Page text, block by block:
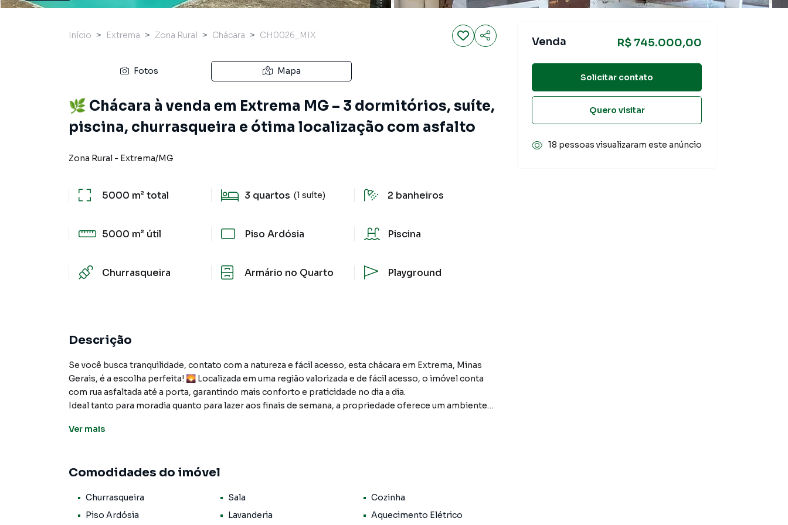
Início Extrema Zona Rural Chácara CH0026_MIX
Fotos Mapa
🌿 Chácara à venda em Extrema MG – 3 dormitórios, suíte,
piscina, churrasqueira e ótima localização com asfalto
Zona Rural - Extrema/MG
5000 m²total 3 quartos (1 suíte) 2 banheiros
5000 m² útil Piso Ardósia Piscina
Churrasqueira Armário no Quarto Playground
Descrição
Se você busca tranquilidade, contato com a natureza e fácil acesso, esta chácara em Extrema, Minas
Gerais, é a escolha perfeita! 🌄 Localizada em uma região valorizada e de fácil acesso, o imóvel conta
com rua asfaltada até a porta, garantindo mais conforto e praticidade no dia a dia.
Ideal tanto para moradia quanto para lazer aos finais de semana, a propriedade oferece um ambiente
sem abrir mão da comodidade.
ventilação, tornando o espaço ainda mais agradável.
piscina 🏊‍♂️, ideal para aproveitar os dias de sol, além de uma churrasqueira 🍖 perfeita para reunir
amigos e familiares em momentos especiais. O tradicional forno a lenha 🔥 traz um charme rústico ao
Ver mais
Comodidades do imóvel
Churrasqueira Sala
Cozinha
Piso Ardósia
Lavanderia
Aquecimento Elétrico
Venda R$ 745.000,00
Solicitar contato
Quero visitar
18 pessoas visualizaram este anúncio